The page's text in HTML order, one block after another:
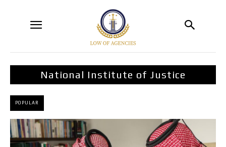
National Institute of Justice
POPULAR